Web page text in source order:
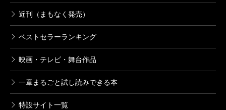
近刊（まもなく発売）
ベストセラーランキング
映画・テレビ・舞台作品
一章まるごと試し読みできる本
特設サイト一覧